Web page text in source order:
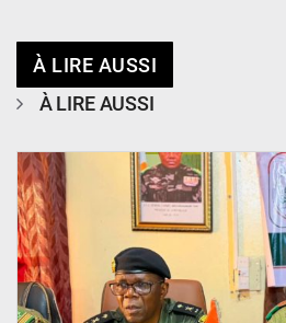
À LIRE AUSSI
À LIRE AUSSI